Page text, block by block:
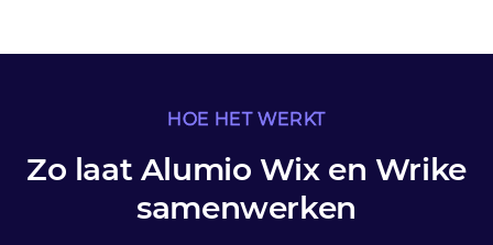
HOE HET WERKT
Zo laat Alumio Wix en Wrike
samenwerken